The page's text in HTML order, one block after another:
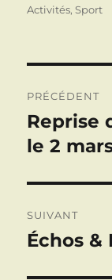
Activités,Sport
de
l’article
PRÉCÉDENT
Publication
précédente :
Reprise
le 2
SUIVANT
Publication
Échos &